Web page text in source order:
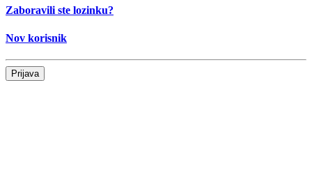
Zaboravili ste lozinku?
Nov korisnik